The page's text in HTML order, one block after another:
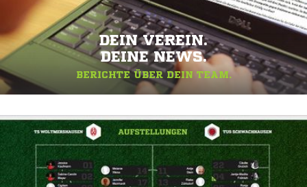
DEIN VEREIN.
DEINE NEWS.
BERICHTE ÜBER DEIN TEAM.